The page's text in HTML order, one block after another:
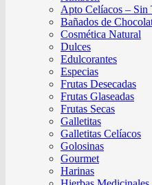
Apto Celíacos – Sin
Bañados de
Cosmética Natural
Dulces
Edulcorantes
Especias
Frutas Desecadas
Frutas Glaseadas
Frutas Secas
Galletitas
Galletitas Celíacos
Golosinas
Gourmet
Harinas